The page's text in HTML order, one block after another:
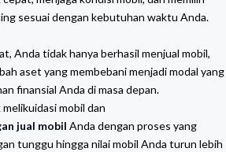
sesuai dengan kebutuhan waktu Anda.
Anda tidak hanya berhasil menjual mobil,
aset yang membebani menjadi modal yang
finansial Anda di masa depan.
mobil dan
jual mobil Anda dengan proses yang
tunggu hingga nilai mobil Anda turun lebih